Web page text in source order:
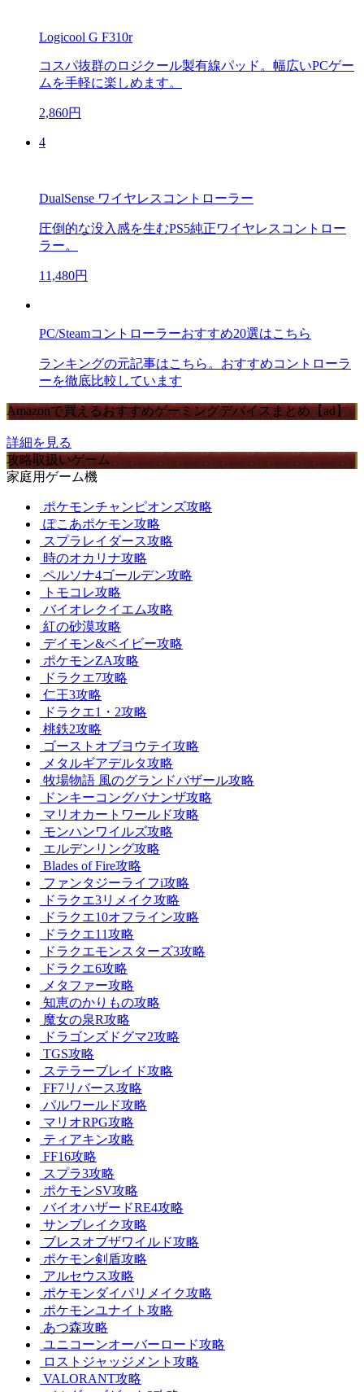
Logicool G F310r
コスパ抜群のロジクール製有線パッド。幅広いPCゲー
ムを手軽に楽しめます。
2,860円
4
DualSense ワイヤレスコントローラー
圧倒的な没入感を生むPS5純正ワイヤレスコントロー
ラー。
11,480円
PC/Steamコントローラーおすすめ20選はこちら
ランキングの元記事はこちら。おすすめコントローラ
ーを徹底比較しています
Amazonで買えるおすすめゲーミングデバイスまとめ【ad】
詳細を見る
攻略取扱いゲーム
家庭用ゲーム機
ポケモンチャンピオンズ攻略
ぽこあポケモン攻略
スプラレイダース攻略
時のオカリナ攻略
ペルソナ4ゴールデン攻略
トモコレ攻略
バイオレクイエム攻略
紅の砂漠攻略
デイモン&ベイビー攻略
ポケモンZA攻略
ドラクエ7攻略
仁王3攻略
ドラクエ1・2攻略
桃鉄2攻略
ゴーストオブヨウテイ攻略
メタルギアデルタ攻略
牧場物語 風のグランドバザール攻略
ドンキーコングバナンザ攻略
マリオカートワールド攻略
モンハンワイルズ攻略
エルデンリング攻略
Blades of Fire攻略
ファンタジーライフi攻略
ドラクエ3リメイク攻略
ドラクエ10オフライン攻略
ドラクエ11攻略
ドラクエモンスターズ3攻略
ドラクエ6攻略
メタファー攻略
知恵のかりもの攻略
魔女の泉R攻略
ドラゴンズドグマ2攻略
TGS攻略
ステラーブレイド攻略
FF7リバース攻略
パルワールド攻略
マリオRPG攻略
ティアキン攻略
FF16攻略
スプラ3攻略
ポケモンSV攻略
バイオハザードRE4攻略
サンブレイク攻略
ブレスオブザワイルド攻略
ポケモン剣盾攻略
アルセウス攻略
ポケモンダイパリメイク攻略
ポケモンユナイト攻略
あつ森攻略
ユニコーンオーバーロード攻略
ロストジャッジメント攻略
VALORANT攻略